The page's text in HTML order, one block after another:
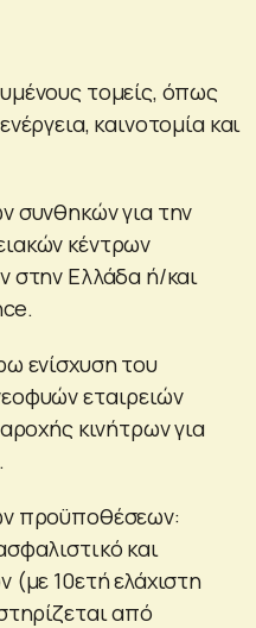
τομείς, όπως
καινοτομία και
συνθηκών για την
κέντρων
στην Ελλάδα ή/και
ενίσχυση του
εταιρειών
κινήτρων για
προϋποθέσεων:
και
(με 10ετή ελάχιστη
από